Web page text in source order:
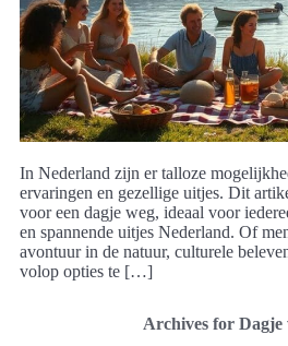
In Nederland zijn er talloze
ervaringen en gezellige uitjes. Dit
voor een dagje weg, ideaal voor
en spannende uitjes Nederland. Of
avontuur in de natuur, culturele
volop opties te […]
Archives for Dagje